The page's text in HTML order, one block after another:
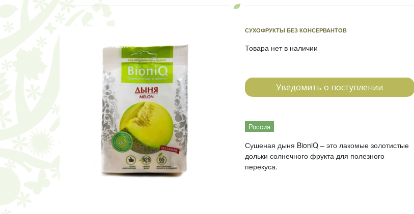
СУХОФРУКТЫ БЕЗ КОНСЕРВАНТОВ
Товара нет в наличии
Уведомить о поступлении
Россия
Сушеная дыня BioniQ – это лакомые золотистые
дольки солнечного фрукта для полезного
перекуса.